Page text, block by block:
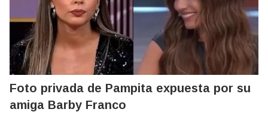
Foto privada de Pampita expuesta por su
amiga Barby Franco